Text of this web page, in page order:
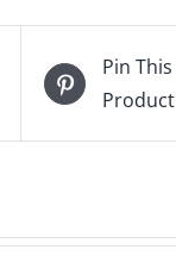
Pin This
Product